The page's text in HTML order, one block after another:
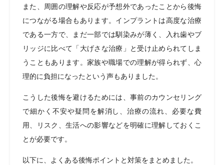
また、周囲の理解や反応が予想外であったことから後悔
につながる場合もあります。インプラントは高度な治療
である一方で、まだ一部では馴染みが薄く、入れ歯やブ
リッジに比べて「大げさな治療」と受け止められてしま
うこともあります。家族や職場での理解が得られず、心
理的に負担になったという声もありました。
こうした後悔を避けるためには、事前のカウンセリング
で細かく不安や疑問を解消し、治療の流れ、必要な費
用、リスク、生活への影響などを明確に理解しておくこ
とが必要です。
以下に、よくある後悔ポイントと対策をまとめました。